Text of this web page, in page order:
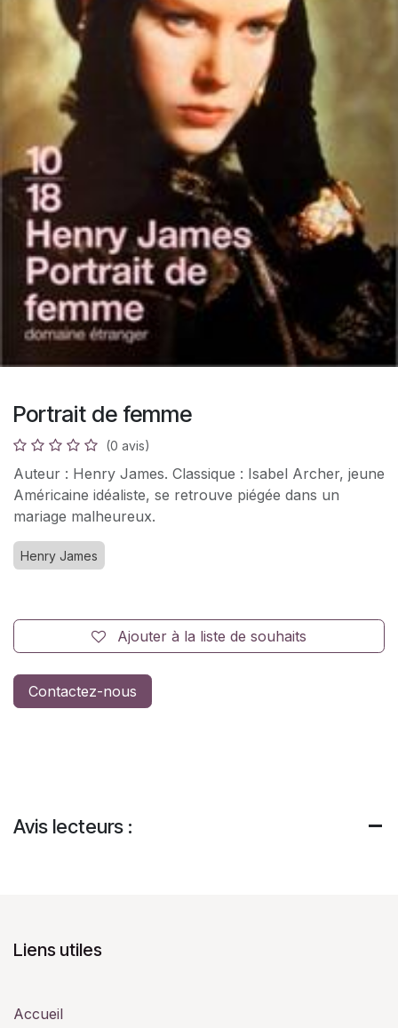
Portrait de femme
(0 avis)
Auteur : Henry James. Classique : Isabel Archer, jeune
Américaine idéaliste, se retrouve piégée dans un
mariage malheureux.
Henry James
Ajouter à la liste de souhaits
Contactez-nous
Avis lecteurs :
Liens utiles
Accueil